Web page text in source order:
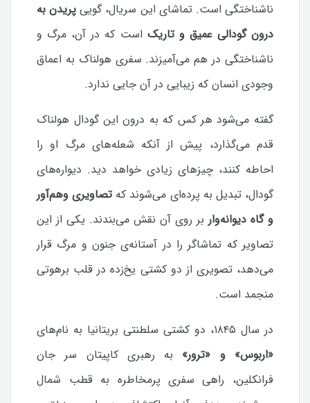
ناشناختگی است. تماشای این سریال، گویی پریدن به
درون گودالی عمیق و تاریک است که در آن، مرگ و
ناشناختگی در هم می‌آمیزند. سفری هولناک به اعماق
وجودی انسان که زیبایی در آن جایی ندارد.
گفته می‌شود هر کس که به درون این گودال هولناک
قدم می‌گذارد، پیش از آنکه شعله‌های مرگ او را
احاطه کنند، چیزهای زیادی خواهد دید. دیواره‌های
گودال، تبدیل به پرده‌ای می‌شوند که تصاویری وهم‌آور
و گاه دیوانه‌واربر روی آن نقش می‌بندند. یکی از این
تصاویر که تماشاگر را در آستانه‌ی جنون و مرگ قرار
می‌دهد، تصویری از دو کشتی یخ‌زده در قلب برهوتی
منجمد است.
در سال ۱۸۴۵، دو کشتی سلطنتی بریتانیا به نام‌های
«اربوس» و «ترور» به رهبری کاپیتان سر جان
فرانکلین، راهی سفری پرمخاطره به قطب شمال